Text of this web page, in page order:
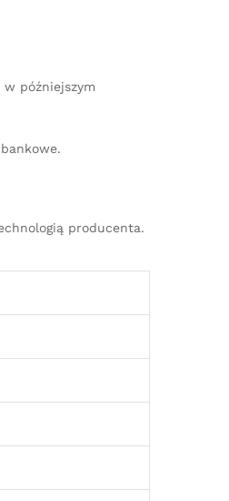
późniejszym
producenta.